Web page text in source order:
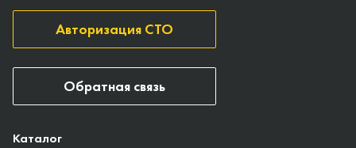
Каталог
Авторизация СТО
Обратная связь